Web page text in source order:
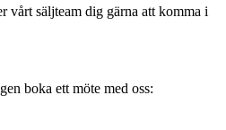
vårt säljteam dig gärna att komma i
boka ett möte med oss: